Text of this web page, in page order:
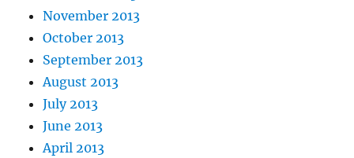
November 2013
October 2013
September 2013
August 2013
July 2013
June 2013
April 2013